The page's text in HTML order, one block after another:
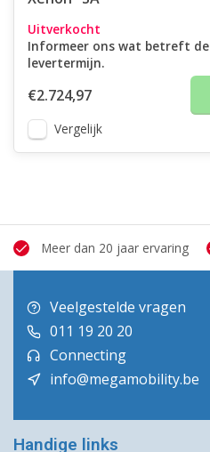
Uitverkocht
Informeer ons wat betreft de
levertermijn.
€2.724,97
Vergelijk
Meer dan 20 jaar ervaring
Veelgestelde vragen
011 19 20 20
Connecting
info@megamobility.be
Handige links